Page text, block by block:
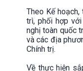
Theo Kế
trì, phối hợp
nghị toàn quốc
và các địa
Chính trị.
Về thực hiện